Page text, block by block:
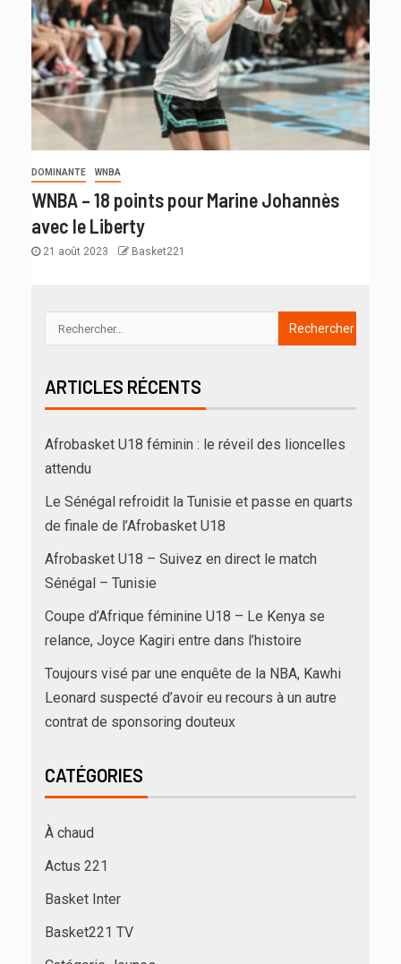
DOMINANTE WNBA
WNBA – 18 points pour Marine Johannès
avec le Liberty
21 août 2023 Basket221
ARTICLES RÉCENTS
Afrobasket U18 féminin : le réveil des lioncelles
attendu
Le Sénégal refroidit la Tunisie et passe en quarts
de finale de l’Afrobasket U18
Afrobasket U18 – Suivez en direct le match
Sénégal – Tunisie
Coupe d’Afrique féminine U18 – Le Kenya se
relance, Joyce Kagiri entre dans l’histoire
Toujours visé par une enquête de la NBA, Kawhi
Leonard suspecté d’avoir eu recours à un autre
contrat de sponsoring douteux
CATÉGORIES
À chaud
Actus 221
Basket Inter
Basket221 TV